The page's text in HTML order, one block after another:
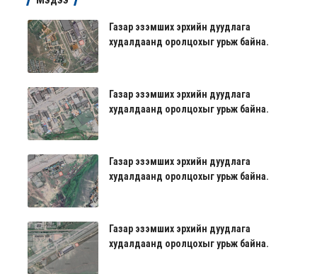
Газар эзэмших эрхийн дуудлага
худалдаанд оролцохыг урьж байна.
Газар эзэмших эрхийн дуудлага
худалдаанд оролцохыг урьж байна.
Газар эзэмших эрхийн дуудлага
худалдаанд оролцохыг урьж байна.
Газар эзэмших эрхийн дуудлага
худалдаанд оролцохыг урьж байна.